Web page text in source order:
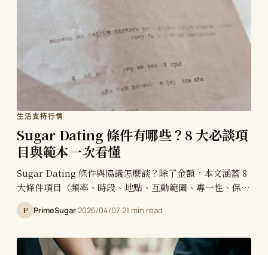
生活支持行情
Sugar Dating 條件有哪些？8 大必談項
目與範本一次看懂
Sugar Dating 條件與協議怎麼談？除了金額，本文涵蓋 8
大條件項目（頻率、時段、地點、互動範圍、專一性、保
密、聯絡方式、終止條件）+ 條件清單範本（甜心 / SD 雙
版本）+ 台灣糖爹甜心「協議」怎麼運作（講好＋留紀錄）
續糾紛。
P PrimeSugar·2026/04/07·21 min read